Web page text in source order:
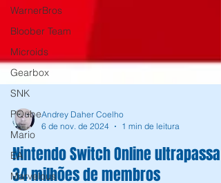
WarnerBros
Bloober Team
Microids
Gearbox
SNK
PQube
Mario
EA
Marvelous
Andrey Daher Coelho
6 de nov. de 2024
1 min de leitura